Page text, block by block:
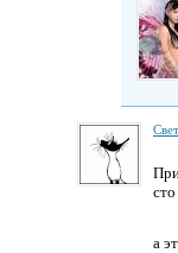
а